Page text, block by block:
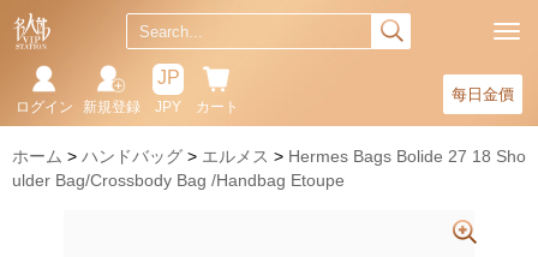
每日金價
カート
JP
JPY
新規登録
ログイン
ホーム ハンドバッグ エルメス
Hermes Bags Bolide 27 18 Sho
ulder Bag/Crossbody Bag /Handbag Etoupe